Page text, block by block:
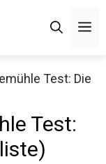
Test: Die
Test: